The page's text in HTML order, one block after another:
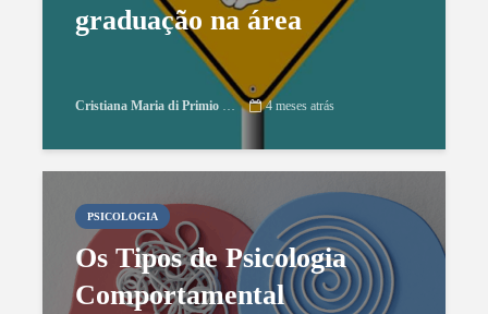
graduação na área
Cristiana Maria di Primio Gonçalves 4 meses atrás
PSICOLOGIA
Os Tipos de Psicologia
Comportamental